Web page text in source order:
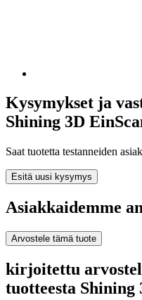
Kysymykset ja
Shining 3D
Saat tuotetta testanneiden
Esitä uusi kysymys
Asiakkaidemme
Arvostele tämä tuote
kirjoitettu
tuotteesta Shining